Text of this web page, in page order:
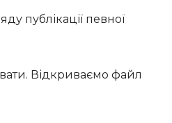
публікації певної
Відкриваємо файл